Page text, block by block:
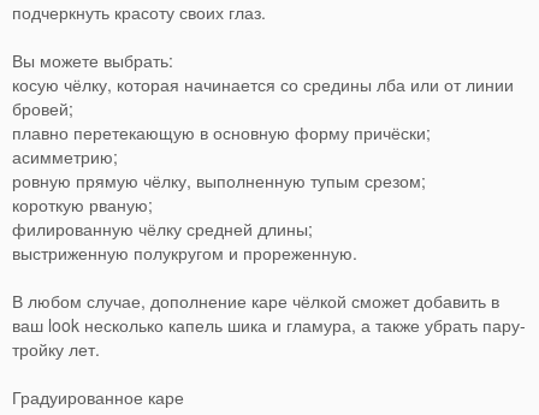
подчеркнуть красоту своих глаз.
Вы можете выбрать:
косую чёлку, которая начинается со средины лба или от линии
бровей;
плавно перетекающую в основную форму причёски;
асимметрию;
ровную прямую чёлку, выполненную тупым срезом;
короткую рваную;
филированную чёлку средней длины;
выстриженную полукругом и прореженную.
В любом случае, дополнение каре чёлкой сможет добавить в
ваш look несколько капель шика и гламура, а также убрать пару-
тройку лет.
Градуированное каре